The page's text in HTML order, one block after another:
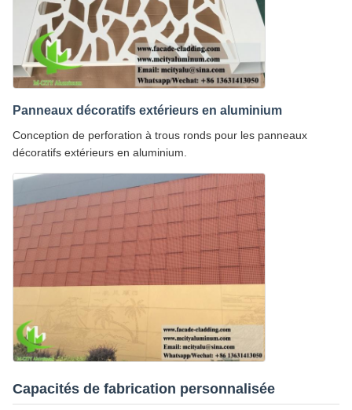
Panneaux décoratifs extérieurs en aluminium
Conception de perforation à trous ronds pour les panneaux
décoratifs extérieurs en aluminium.
Capacités de fabrication personnalisée